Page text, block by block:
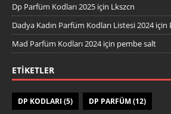
Dp Parfüm Kodları 2025 için Lkszcn
Dadya Kadın Parfüm Kodları Listesi 2024için
Mad Parfüm Kodları 2024için pembe salt
ETIKETLER
DP KODLARI (5) DP PARFÜM(12)